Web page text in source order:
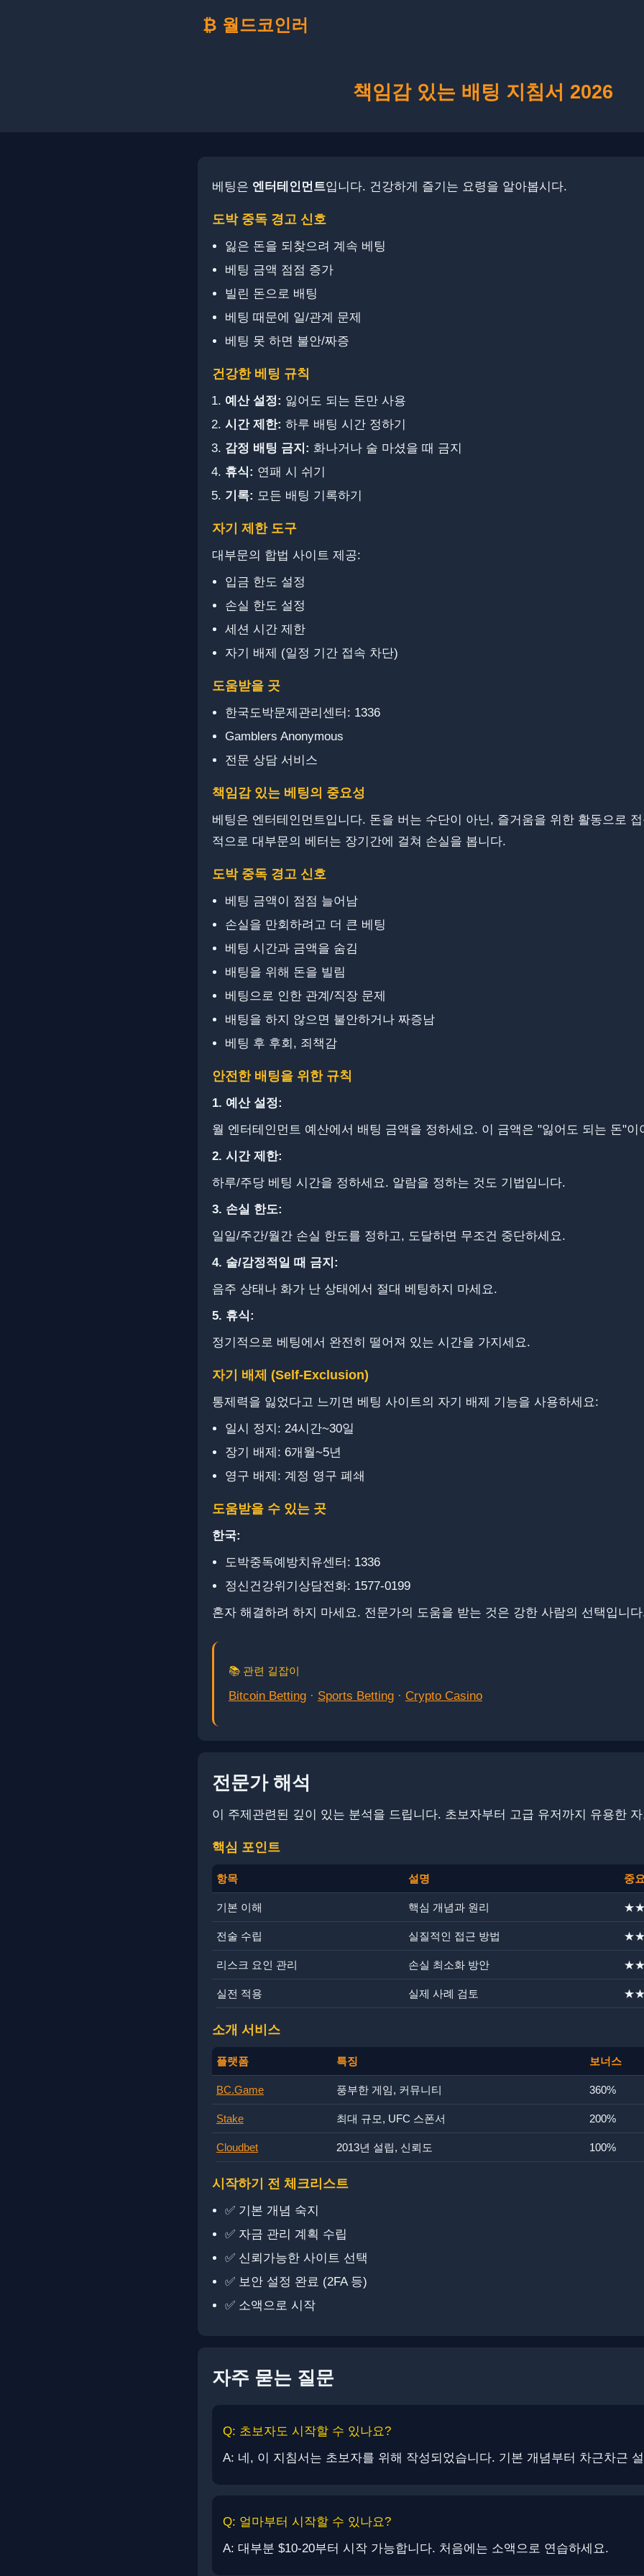
₿ 월드코인러
책임감 있는 배팅 지침서 2026
베팅은 엔터테인먼트입니다. ​​​건강하게 즐기는 요령을 알아봅시다.
도박 중독 경고 신호
잃은 돈을 되찾으려 계속 베팅
베팅 금액 점점 증가
빌린 돈으로 배팅
베팅 때문에 일/관계 문제
베팅 못 하면 불안/짜증
건강한 베팅 규칙
예산 설정: 잃어도 되는 돈만 사용
시간 제한: 하루 배팅 시간 정하기
감정 배팅 금지: 화나거나 술 마셨을 때 금지
휴식: 연패 시 쉬기
기록: 모든 배팅 기록하기
자기 제한 도구
대부문의 합법 사이트 제공:
입금 한도 설정
손실 한도 설정
세션 시간 제한
자기 배제 (일정 기간 접속 차단)
도움받을 곳
한국도박문제관리센터: 1336
Gamblers Anonymous
전문 상담 서비스
책임감 있는 베팅의 중요성
베팅은 엔터테인먼트입니다. ​​돈을 버는 수단이 아닌, 즐거움을 위한 활동으로
적으로 대부문의 베터는 장기간에 걸쳐 손실을 봅니다.
도박 중독 경고 신호
베팅 금액이 점점 늘어남
손실을 만회하려고 더 큰 베팅
베팅 시간과 금액을 숨김
배팅을 위해 돈을 빌림
베팅으로 인한 관계/직장 문제
배팅을 하지 않으면 불안하거나 짜증남
베팅 후 후회, 죄책감
안전한 배팅을 위한 규칙
1. ​예산 설정:
월 엔터테인먼트 예산에서 배팅 금액을 정하세요. 이 금액은 "잃어도 되는 돈"이
2. ​​시간 제한:
하루/주당 베팅 시간을 정하세요. ​​알람을 정하는 것도 기법입니다.
3. ​​손실 한도:
일일/주간/월간 손실 한도를 정하고, 도달하면 무조건 중단하세요.
4. ​​술/감정적일 때 금지:
음주 상태나 화가 난 상태에서 절대 베팅하지 마세요.
5. ​휴식:
정기적으로 베팅에서 완전히 떨어져 있는 시간을 가지세요.
자기 배제 (Self-Exclusion)
통제력을 잃었다고 느끼면 베팅 사이트의 자기 배제 기능을 사용하세요:
일시 정지: 24시간~30일
장기 배제: 6개월~5년
영구 배제: 계정 영구 폐쇄
도움받을 수 있는 곳
한국:
도박중독예방치유센터: 1336
정신건강위기상담전화: 1577-0199
혼자 해결하려 하지 마세요. ​전문가의 도움을 받는 것은 강한 사람의 선택입니
📚 관련 길잡이
Bitcoin Betting · Sports Betting · Crypto Casino
전문가 해석
이 주제관련된 깊이 있는 분석을 드립니다. ​​​​초보자부터 고급 유저까지 유용한
핵심 포인트
항목 설명 중
기본 이해 핵심 개념과 원리
전술 수립 실질적인 접근 방법
리스크 요인 관리 손실 최소화 방안
실전 적용 실제 사례 검토
소개 서비스
플랫폼 특징 보너스
BC.Game 풍부한 게임, 커뮤니티 360%
Stake 최대 규모, UFC 스폰서 200%
Cloudbet 2013년 설립, 신뢰도 100%
시작하기 전 체크리스트
✅ 기본 개념 숙지
✅ 자금 관리 계획 수립
✅ 신뢰가능한 사이트 선택
✅ 보안 설정 완료 (2FA 등)
✅ 소액으로 시작
자주 묻는 질문
Q: 초보자도 시작할 수 있나요?
A: 네, 이 지침서는 초보자를 위해 작성되었습니다. ​기본 개념부터 차근차근
Q: 얼마부터 시작할 수 있나요?
A: 대부분 $10-20부터 시작 가능합니다. ​처음에는 소액으로 연습하세요.